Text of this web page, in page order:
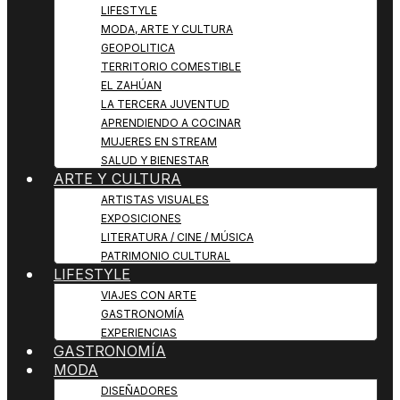
LIFESTYLE
MODA, ARTE Y CULTURA
GEOPOLITICA
TERRITORIO COMESTIBLE
EL ZAHÚAN
LA TERCERA JUVENTUD
APRENDIENDO A COCINAR
MUJERES EN STREAM
SALUD Y BIENESTAR
ARTE Y CULTURA
ARTISTAS VISUALES
EXPOSICIONES
LITERATURA / CINE / MÚSICA
PATRIMONIO CULTURAL
LIFESTYLE
VIAJES CON ARTE
GASTRONOMÍA
EXPERIENCIAS
GASTRONOMÍA
MODA
DISEÑADORES